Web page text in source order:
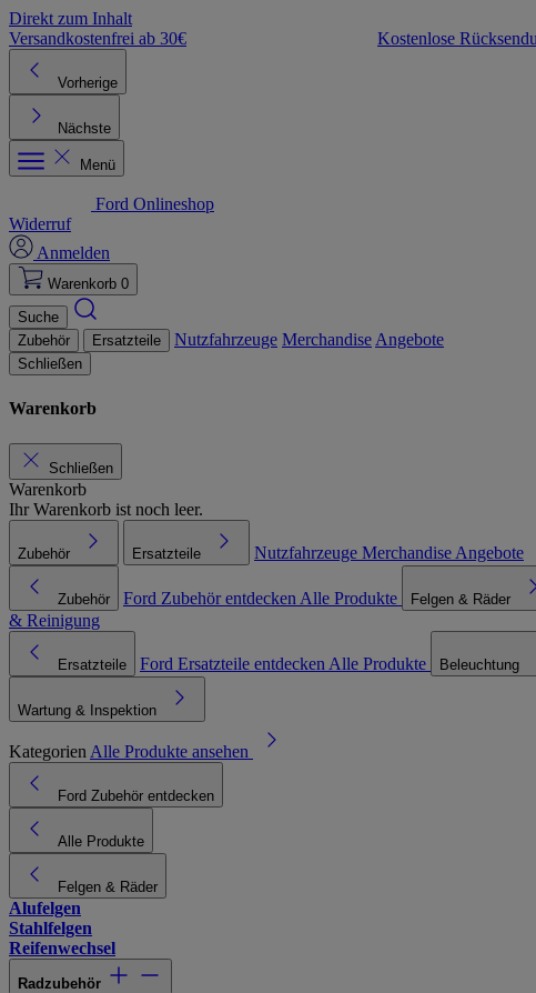
Direkt zum Inhalt
Versandkostenfrei ab 30€
Kostenlose
Vorherige
Nächste
Menü
Ford Onlineshop
Widerruf
Anmelden
Warenkorb 0
Suche
Zubehör
Ersatzteile Nutzfahrzeuge Merchandise Angebote
Schließen
Warenkorb
Schließen
Warenkorb
Ihr Warenkorb ist noch leer.
Zubehör Ersatzteile Nutzfahrzeuge Merchandise Angebote
Zubehör Ford Zubehör entdecken Alle Produkte Felgen & Räder
& Reinigung
Ersatzteile Ford Ersatzteile entdecken Alle Produkte Beleuchtung
Wartung & Inspektion
Kategorien Alle Produkte ansehen
Ford Zubehör entdecken
Alle Produkte
Felgen & Räder
Alufelgen
Stahlfelgen
Reifenwechsel
Radzubehör